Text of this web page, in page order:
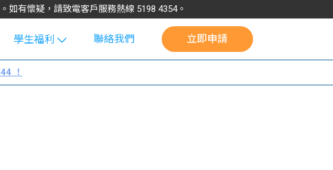
如有懷疑，請致電客戶服務熱線 5198 4354。
學生福利
uFinance 校
園贊助
聯絡我們 立即申請
！